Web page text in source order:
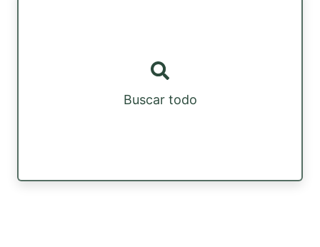
Buscar todo